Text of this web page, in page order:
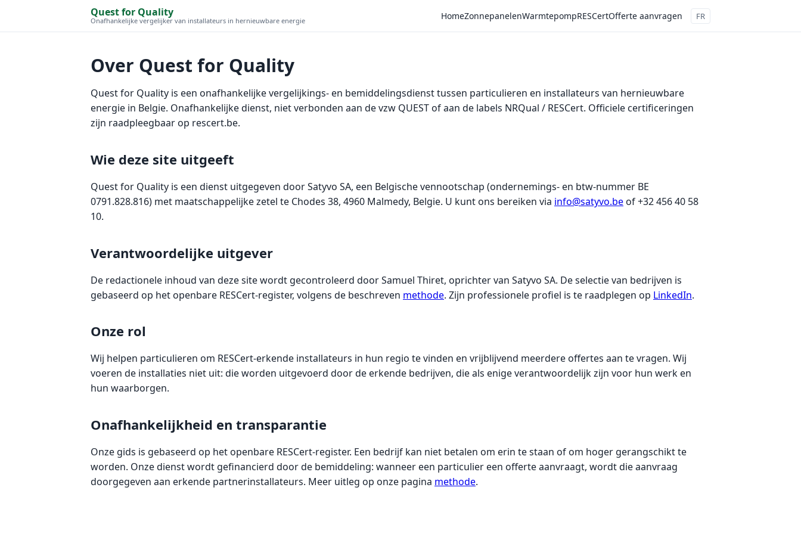
Quest for Quality
Onafhankelijke vergelijker van installateurs in hernieuwbare energie HomeZonnepanelenWarmtepompRESCertOfferte aanvragen FR
Over Quest for Quality
Quest for Quality is een onafhankelijke vergelijkings- en bemiddelingsdienst tussen particulieren en installateurs van hernieuwbare
energie in Belgie. Onafhankelijke dienst, niet verbonden aan de vzw QUEST of aan de labels NRQual / RESCert. Officiele certificeringen
zijn raadpleegbaar op rescert.be.
Wie deze site uitgeeft
Quest for Quality is een dienst uitgegeven door Satyvo SA, een Belgische vennootschap (ondernemings- en btw-nummer BE
0791.828.816) met maatschappelijke zetel te Chodes 38, 4960 Malmedy, Belgie. U kunt ons bereiken via info@satyvo.beof +32 456 40 58
10.
Verantwoordelijke uitgever
De redactionele inhoud van deze site wordt gecontroleerd door Samuel Thiret, oprichter van Satyvo SA. De selectie van bedrijven is
gebaseerd op het openbare RESCert-register, volgens de beschreven methode. Zijn professionele profiel is te raadplegen op LinkedIn.
Onze rol
Wij helpen particulieren om RESCert-erkende installateurs in hun regio te vinden en vrijblijvend meerdere offertes aan te vragen. Wij
voeren de installaties niet uit: die worden uitgevoerd door de erkende bedrijven, die als enige verantwoordelijk zijn voor hun werk en
hun waarborgen.
Onafhankelijkheid en transparantie
Onze gids is gebaseerd op het openbare RESCert-register. Een bedrijf kan niet betalen om erin te staan of om hoger gerangschikt te
worden. Onze dienst wordt gefinancierd door de bemiddeling: wanneer een particulier een offerte aanvraagt, wordt die aanvraag
doorgegeven aan erkende partnerinstallateurs. Meer uitleg op onze pagina methode.